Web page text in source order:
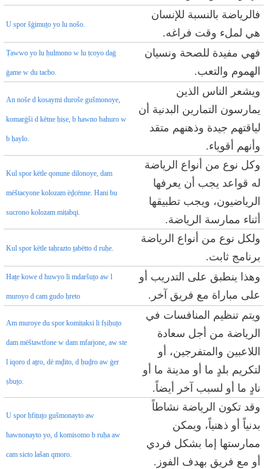
فالرياضة بالنسبة للإنسان
هي لملء وقت فراغه.
U spor šġimuṯo yo lu nošo.
فهي مفيدة للصحة ونسيان
الهموم والتعب.
Ṭawwo yo lu ḥulmono w lu ṭcoyo daġ
ġame w du tacbo.
ويشعر الناس الذين
يمارسون التمارين البدنية أن
لياقتهم جيدة وذهنهم متقد
وأنهم أقوياء.
An noše d kosaymi duroše gušmonoye,
komarġši d këtne ḥiṣe, b hawno bahuro w
b ḥaylo.
وكل نوع من أنواع الرياضة
له قواعد يجب أن يعرفها
الرياضيون، ويجب تطبيقها
أثناء ممارسة الرياضة.
Kul spor këtle qonune dilonoye, dam
mëštacyone kolozam ëḏcënne. Hani bu
sucrono kolozam miṭabqi.
ولكل نوع من أنواع الرياضة
برنامج ثابت.
Kul spor këtle taḥrazto ṯabëtto d ruḥe.
وهذا ينطبق على التدريب أو
على مباراة مع فريق آخر.
Haṯe kowe d huwyo li mdaršuṯo aw l
muroyo d cam gudo ḥreto
ويتم تنظيم المنافسات في
الرياضة من أجل سعادة
اللاعبين والمتفرجين، أو
لتكريم بلدٍ ما أو مدينة ما أو
نادٍ ما أو لسبب آخر أيضاً.
Am muroye du spor komiṭaksi li fṣiḥuṯo
dam mëštawtfone w dam mfarjone, aw ste
l iqoro d aṯro, dë mḏito, d ḥuḏro aw ġer
ṣbuṯo.
وقد تكون الرياضة نشاطاً
بدنياً أو ذهنياً، ويمكن
ممارستها إما بشكل فردي
أو مع فريق بهدف الفوز.
U spor ḥfiṭuṯo gušmonayto aw
hawnonayto yo, d komisomo b ruḥa aw
cam sicto lašan qmoro.